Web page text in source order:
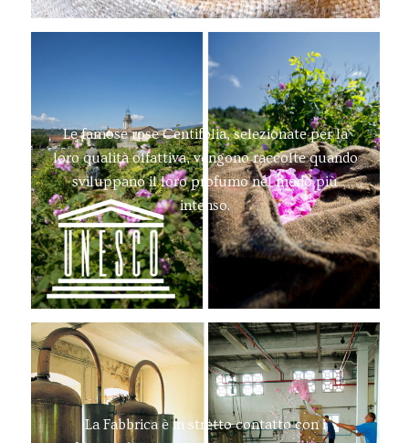
Le famose rose Centifolia, selezionate per la
loro qualità olfattiva, vengono raccolte quando
sviluppano il loro profumo nel modo più
intenso.
La Fabbrica è in stretto contatto con i